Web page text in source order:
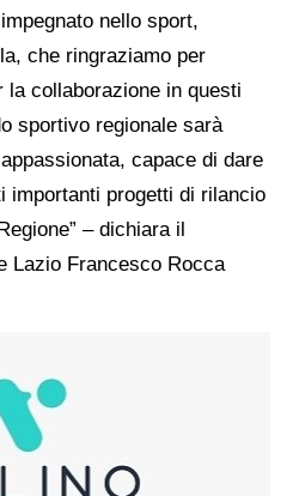
nello sport,
che ringraziamo per
la collaborazione in questi
sportivo regionale sarà
capace di dare
importanti progetti di rilancio
– dichiara il
Lazio Francesco Rocca